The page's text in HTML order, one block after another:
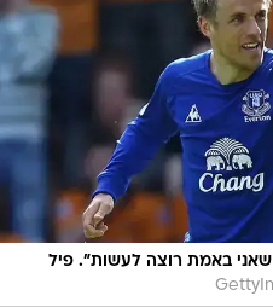
באמת רוצה לעשות". פיל